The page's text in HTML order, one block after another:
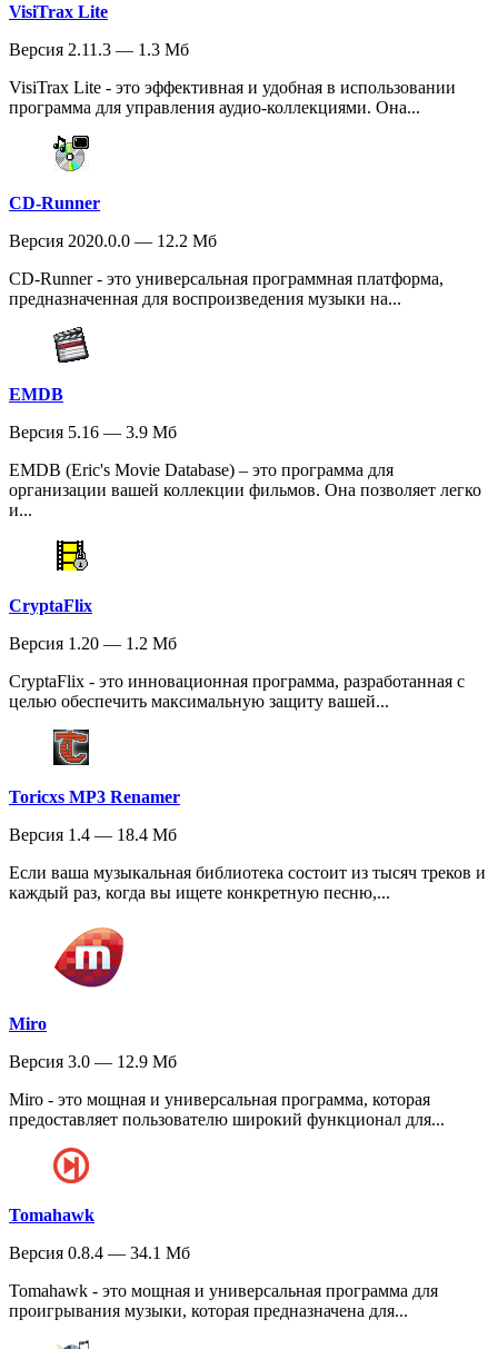
VisiTrax Lite
Версия 2.11.3 — 1.3 Мб
VisiTrax Lite - это эффективная и удобная в использовании
программа для управления аудио-коллекциями. Она...
CD-Runner
Версия 2020.0.0 — 12.2 Мб
CD-Runner - это универсальная программная платформа,
предназначенная для воспроизведения музыки на...
EMDB
Версия 5.16 — 3.9 Мб
EMDB (Eric's Movie Database) – это программа для
организации вашей коллекции фильмов. Она позволяет легко
и...
CryptaFlix
Версия 1.20 — 1.2 Мб
CryptaFlix - это инновационная программа, разработанная с
целью обеспечить максимальную защиту вашей...
Toricxs MP3 Renamer
Версия 1.4 — 18.4 Мб
Если ваша музыкальная библиотека состоит из тысяч треков и
каждый раз, когда вы ищете конкретную песню,...
Miro
Версия 3.0 — 12.9 Мб
Miro - это мощная и универсальная программа, которая
предоставляет пользователю широкий функционал для...
Tomahawk
Версия 0.8.4 — 34.1 Мб
Tomahawk - это мощная и универсальная программа для
проигрывания музыки, которая предназначена для...